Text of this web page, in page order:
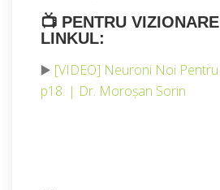
📺 PENTRU
LINKUL:
▶️ [VIDEO] Neuroni Noi
p18. | Dr. Moroșan Sorin